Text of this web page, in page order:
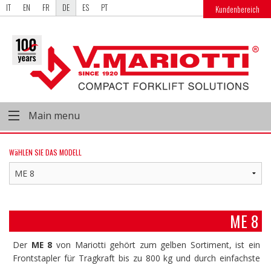
IT EN FR DE ES PT Kundenbereich
Main menu
WäHLEN SIE DAS MODELL
ME 8
Der ME 8 von Mariotti gehört zum gelben Sortiment, ist ein
Frontstapler für Tragkraft bis zu 800 kg und durch einfachste